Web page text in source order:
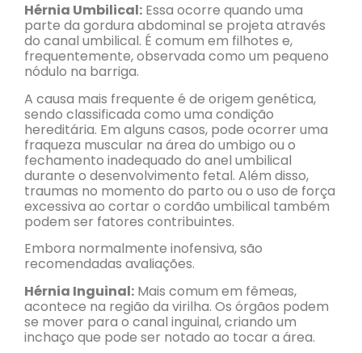
Hérnia Umbilical: Essa ocorre quando uma
parte da gordura abdominal se projeta através
do canal umbilical. É comum em filhotes e,
frequentemente, observada como um pequeno
nódulo na barriga.
A causa mais frequente é de origem genética,
sendo classificada como uma condição
hereditária. Em alguns casos, pode ocorrer uma
fraqueza muscular na área do umbigo ou o
fechamento inadequado do anel umbilical
durante o desenvolvimento fetal. Além disso,
traumas no momento do parto ou o uso de força
excessiva ao cortar o cordão umbilical também
podem ser fatores contribuintes.
Embora normalmente inofensiva, são
recomendadas avaliações.
Hérnia Inguinal: Mais comum em fêmeas,
acontece na região da virilha. Os órgãos podem
se mover para o canal inguinal, criando um
inchaço que pode ser notado ao tocar a área.